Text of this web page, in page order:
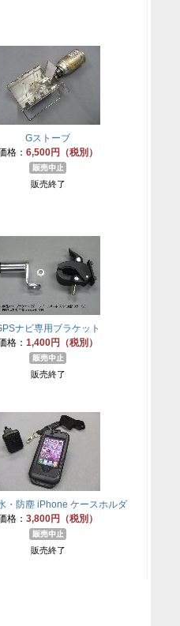
Gストーブ
格： 6,500円（税別）
販売終了
ナビ専用ブラケット
格： 1,400円（税別）
販売終了
・防塵 iPhone ケースホルダ
格： 3,800円（税別）
販売終了